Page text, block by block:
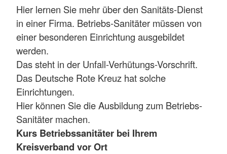
Hier lernen Sie mehr über den Sanitäts-Dienst
in einer Firma. Betriebs-Sanitäter müssen von
einer besonderen Einrichtung ausgebildet
werden.
Das steht in der Unfall-Verhütungs-Vorschrift.
Das Deutsche Rote Kreuz hat solche
Einrichtungen.
Hier können Sie die Ausbildung zum Betriebs-
Sanitäter machen.
Kurs Betriebssanitäter bei Ihrem
Kreisverband vor Ort